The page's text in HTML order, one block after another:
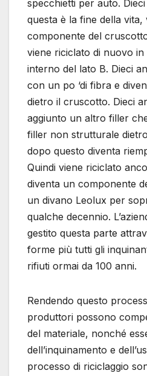
specchietti per auto.
questa è la fine della
componente del
viene riciclato di nuovo
interno del lato B. Dieci
con un po ‘di fibra e
dietro il cruscotto. Dieci
aggiunto un altro filler
filler non strutturale
dopo questo diventa
Quindi viene riciclato
diventa un componente
un divano Leolux per
qualche decennio.
gestito questa parte
forme più tutti gli
rifiuti ormai da 100 anni.
Rendendo questo
produttori possono
del materiale, nonché
dell’inquinamento e
processo di riciclaggio